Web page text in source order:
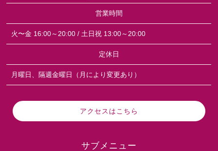
営業時間
火〜金 16:00～20:00 / 土日祝 13:00～20:00
定休日
月曜日、隔週金曜日（月により変更あり）
アクセスはこちら
サブメニュー